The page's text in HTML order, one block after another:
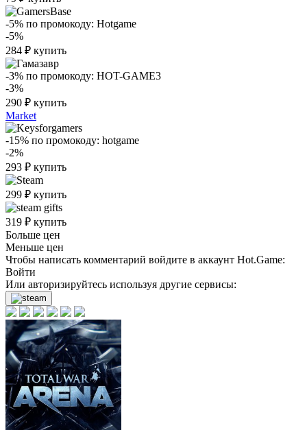
-5% по промокоду: Hotgame
-5%
284 ₽ купить
-3% по промокоду: HOT-GAME3
-3%
290 ₽ купить
Market
-15% по промокоду: hotgame
-2%
293 ₽ купить
299 ₽ купить
319 ₽ купить
Больше цен
Меньше цен
Чтобы написать комментарий войдите в аккаунт Hot.Game:
Войти
Или авторизируйтесь используя другие сервисы: